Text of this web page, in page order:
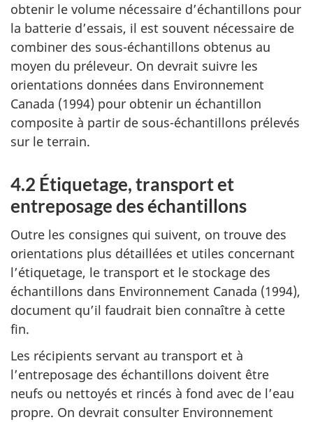
obtenir le volume nécessaire d’échantillons pour
la batterie d’essais, il est souvent nécessaire de
combiner des sous-échantillons obtenus au
moyen du préleveur. On devrait suivre les
orientations données dans Environnement
Canada (1994) pour obtenir un échantillon
composite à partir de sous-échantillons prélevés
sur le terrain.
4.2 Étiquetage, transport et
entreposage des échantillons
Outre les consignes qui suivent, on trouve des
orientations plus détaillées et utiles concernant
l’étiquetage, le transport et le stockage des
échantillons dans Environnement Canada (1994),
document qu’il faudrait bien connaître à cette
fin.
Les récipients servant au transport et à
l’entreposage des échantillons doivent être
neufs ou nettoyés et rincés à fond avec de l’eau
propre. On devrait consulter Environnement